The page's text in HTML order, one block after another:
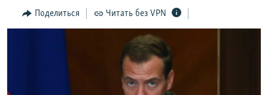
ВернутсяИНТЕРАКТИВ
СОВЕТЫ ПРАВОЗАЩИТНИКОВ
РАДІО СВОБОДА
КАК ОБОЙТИ БЛОКИРОВКУ
Поделиться Читать без VPN